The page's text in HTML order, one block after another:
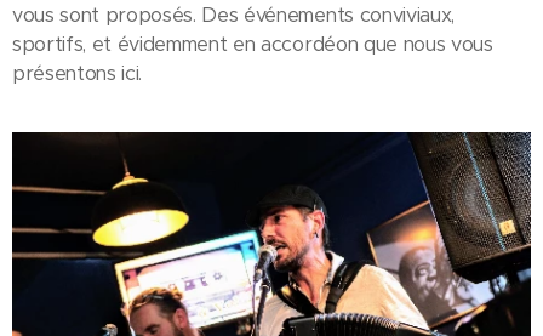
vous sont proposés. Des événements conviviaux,
sportifs, et évidemment en accordéon que nous vous
présentons ici.